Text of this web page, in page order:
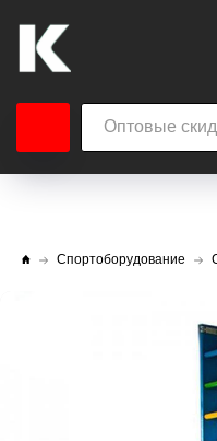
Спортоборудование